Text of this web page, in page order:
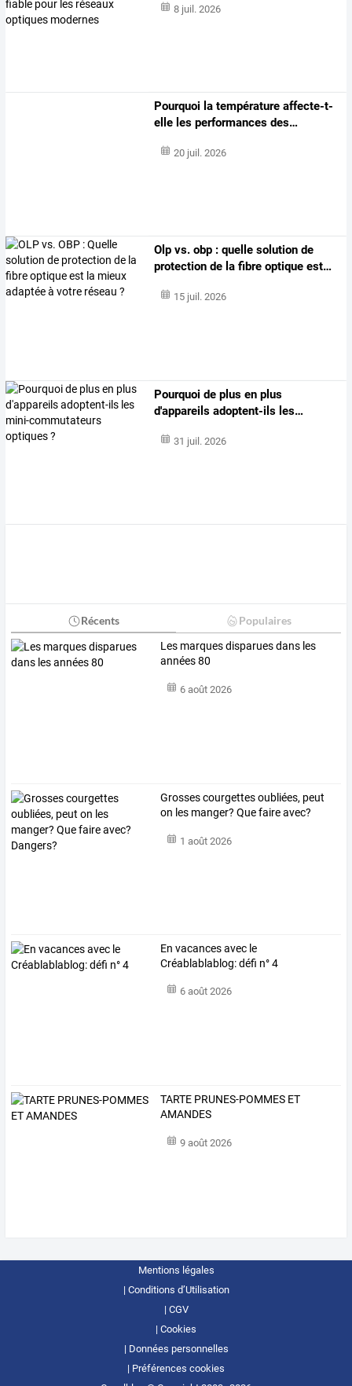
8 juil. 2026
Pourquoi la température affecte-t-
elle les performances des…
20 juil. 2026
Olp vs. obp : quelle solution de
protection de la fibre optique est…
15 juil. 2026
Pourquoi de plus en plus
d'appareils adoptent-ils les…
31 juil. 2026
Récents Populaires
Les marques disparues dans les
années 80
6 août 2026
Grosses courgettes oubliées, peut
on les manger? Que faire avec?
1 août 2026
En vacances avec le
Créablablablog: défi n° 4
6 août 2026
TARTE PRUNES-POMMES ET
AMANDES
9 août 2026
Mentions légales
Conditions d’Utilisation
CGV
Cookies
Données personnelles
Préférences cookies